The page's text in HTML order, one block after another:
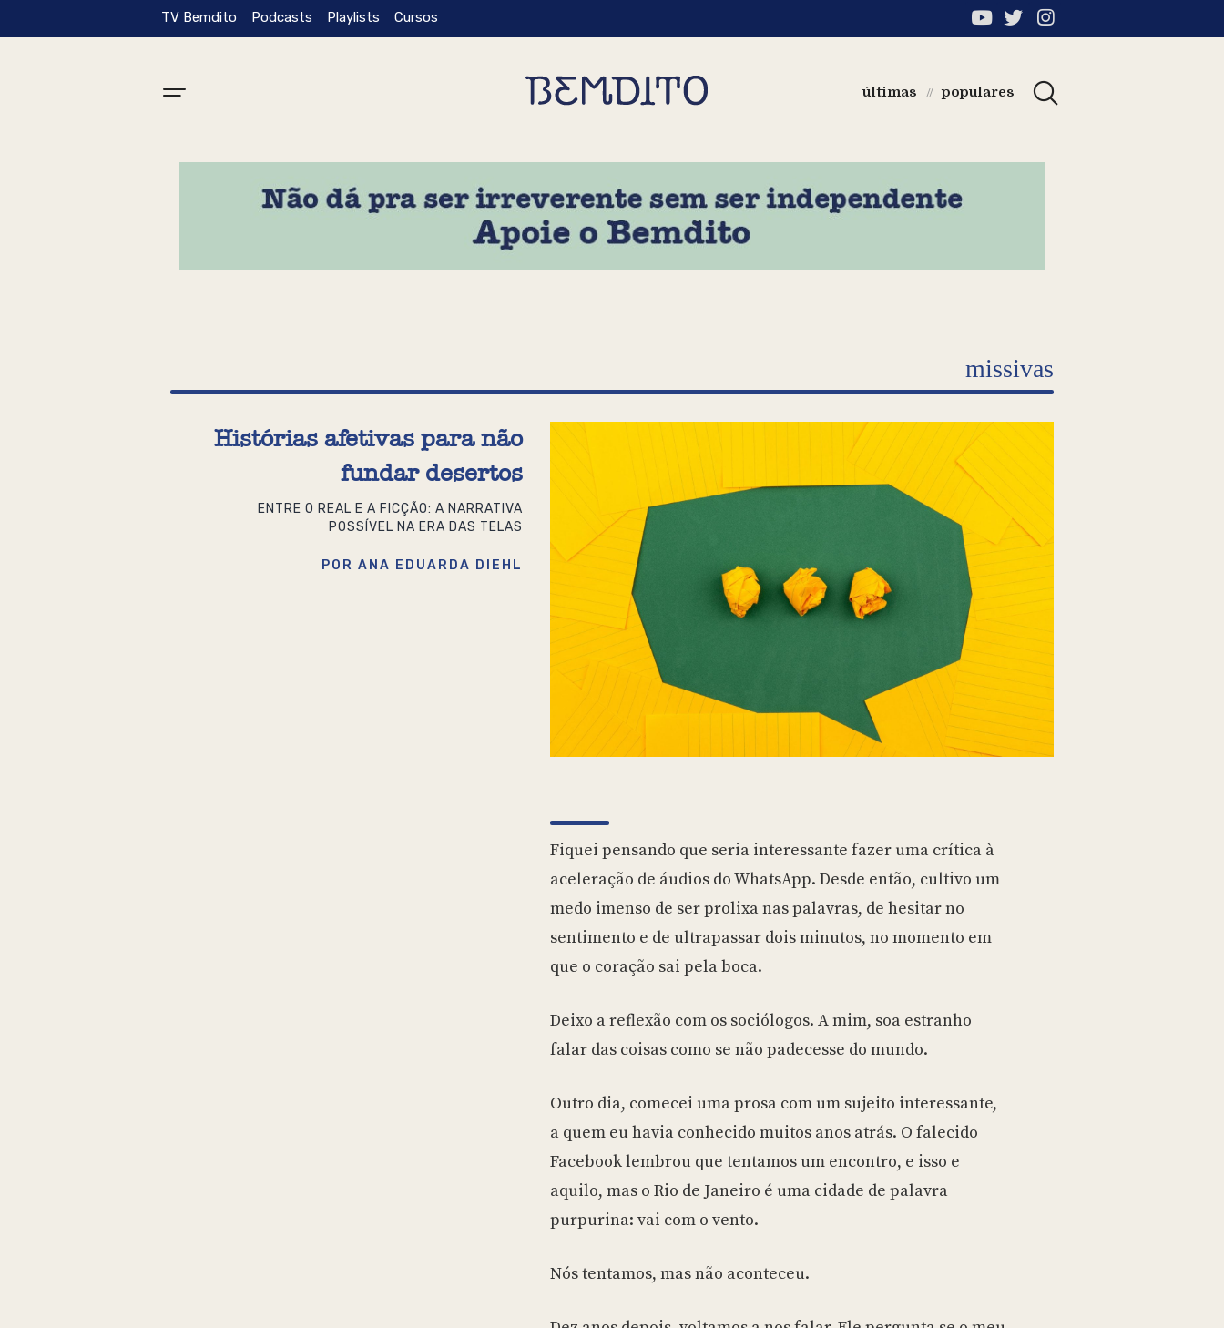
TV Bemdito Podcasts Playlists Cursos
últimas // populares
missivas
Histórias afetivas para não
fundar desertos
ENTRE O REAL E A FICÇÃO: A NARRATIVA
POSSÍVEL NA ERA DAS TELAS
POR ANA EDUARDA DIEHL
Fiquei pensando que seria interessante fazer uma crítica à
aceleração de áudios do WhatsApp. Desde então, cultivo um
medo imenso de ser prolixa nas palavras, de hesitar no
sentimento e de ultrapassar dois minutos, no momento em
que o coração sai pela boca.
Deixo a reflexão com os sociólogos. A mim, soa estranho
falar das coisas como se não padecesse do mundo.
Outro dia, comecei uma prosa com um sujeito interessante,
a quem eu havia conhecido muitos anos atrás. O falecido
Facebook lembrou que tentamos um encontro, e isso e
aquilo, mas o Rio de Janeiro é uma cidade de palavra
purpurina: vai com o vento.
Nós tentamos, mas não aconteceu.